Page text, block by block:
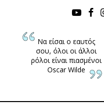
Να είσαι ο εαυτός
σου, όλοι οι άλλοι
ρόλοι είναι πιασμένοι
Oscar Wilde